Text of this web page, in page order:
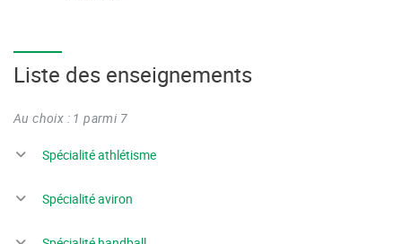
Liste des enseignements
Au choix : 1 parmi 7
Spécialité athlétisme
Spécialité aviron